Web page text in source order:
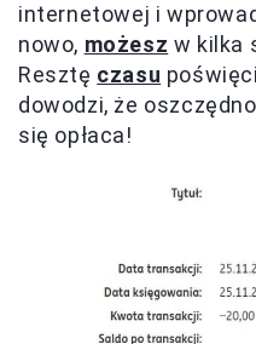
internetowej i
nowo, możesz w kilka
Resztę czasu
dowodzi, że
się opłaca!